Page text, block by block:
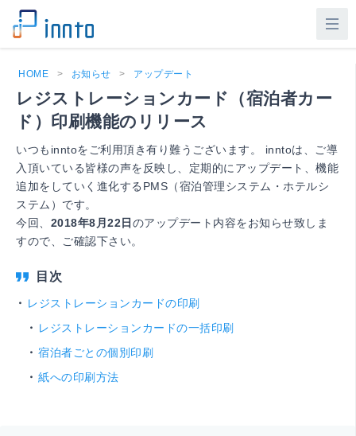
HOME > お知らせ > アップデート
レジストレーションカード（宿泊者カー
ド）印刷機能のリリース
いつもinntoをご利用頂き有り難うございます。 inntoは、ご導
入頂いている皆様の声を反映し、定期的にアップデート、機能
追加をしていく進化するPMS（宿泊管理システム・ホテルシ
ステム）です。
今回、 2018年8月22日 のアップデート内容をお知らせ致しま
すので、ご確認下さい。
レジストレーションカードの印刷
レジストレーションカードの一括印刷
宿泊者ごとの個別印刷
紙への印刷方法